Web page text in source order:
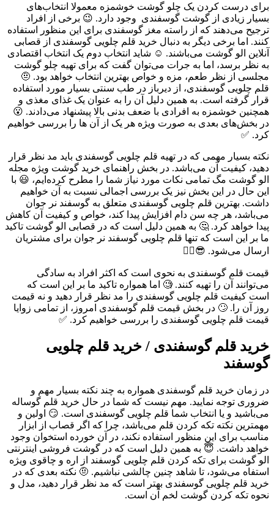
برای درست کردن یک چلو گوشت خوشمزه معمولا انتخاب‌های
بسیار زیادی از گوشت گوسفندی وجود دارد. 😉 برخی از افراد
ترجیح می‌دهند که از راسته مغز گوسفندی برای این منظور استفاده
کنند. اما برخی دیگر به دنبال خرید قلم چلویی گوسفندی از قصابی
آنلاین الو گوشت می‌‌باشند. ☺ شاید انتخاب دوم یک انتخاب اقتصادی
به نظر برسد، اما به جرات می‌توان گفت که برای تهیه چلو گوشت
مجلسی از نظر طعم، مزه و خواص بهترین انتخاب خواهد بود. 🤨
قلم چلویی گوسفندی، از دیرباز در طب سنتی بسیار مورد استفاده
قرار گرفته است. به همین دلیل آن را به عنوان یک غذای مغذی و
همچنین خوشمزه به افرادی با ضعف بدنی بالا پیشنهاد می‌دادند. 😮
در بخش‌های بعدی به صورت ویژه هر یک از آن ها را بررسی خواهیم
کرد. ✅
نکته بسیار مهمی که در تهیه قلم چلویی گوسفندی باید مد نظر قرار
دهید، کیفیت آن می‌باشد. در بخش راهنمای خرید گوشت ویژه مجله
الو گوشت مگ تمامی نکات مورد نیاز شما را مطرح کرده‌ایم، 😃 با
این حال در این بخش نیز یک بررسی اجمالی نسبت به آن خواهیم
داشت. بهترین قلم چلویی گوسفندی متعلق به گوسفند نر جوان
می‌باشد، هر چه سن دام افزایش پیدا کند، خواص و کیفیت آن کاهش
پیدا خواهد کرد. 🤔 به همین دلیل است که در قصابی الو گوشت تاکید
ما بر این است که تنها قلم چلویی گوسفند نر جوان برای مشتریان
ارسال می‌شود. 😎👌🏻
قیمت قلم گوسفندی به نحوی است که اکثر افراد به سادگی
می‌توانند آن را تهیه کنند. 🧐 اما همواره تاکید ما بر این است که
است کیفیت قلم چلویی گوسفندی را مد نظر قرار دهید و نه قیمت
روز آن را. 🙄 در بخش قیمت قلم گوسفندی امروز، از تمامی زوایا
قیمت قلم چلویی گوسفندی را بررسی خواهیم کرد. ✅
خرید قلم گوسفندی / خرید قلم چلویی
گوسفند
در زمان خرید قلم گوسفندی همواره به چند نکته بسیار مهم و
ضروری توجه نمایید. مهم نیست که شما در حال خرید قلم گوساله
می‌باشید و یا انتخاب شما قلم چلویی گوسفندی است. 😏 اولین و
مهمترین نکته تکه کردن قلم می‌باشد، چرا که اگر قصاب از ابزار
مناسب برای این منظور استفاده نکند، در آن خورده استخوان وجود
خواهد داشت. 😇 به همین دلیل است که در گوشت فروشی اینترنتی
الو گوشت برای تکه کردن قلم چلویی گوسفند از اره و چاقوی ویژه
استفاه می‌شود، تا شاهد چنین چالشی نباشیم. 🤨 نکته بعدی که در
خرید قلم چلویی گوسفندی بهتر است که مد نظر قرار دهید، مدل و
نحوه تکه کردن گوشت لخم آن است.